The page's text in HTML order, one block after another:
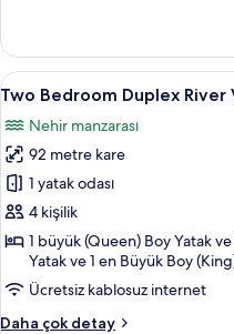
daha
fazla
detay
Two
Bedroom
Duplex
River
View
için
tüm
fotoğrafları
görün
7
Two Bedroom Duplex River
Nehir manzarası
92 metre kare
1 yatak odası
4 kişilik
1 büyük (Queen) Boy Yatak
Yatak ve 1 en Büyük Boy
Ücretsiz kablosuz internet
Daha çok detay
Two